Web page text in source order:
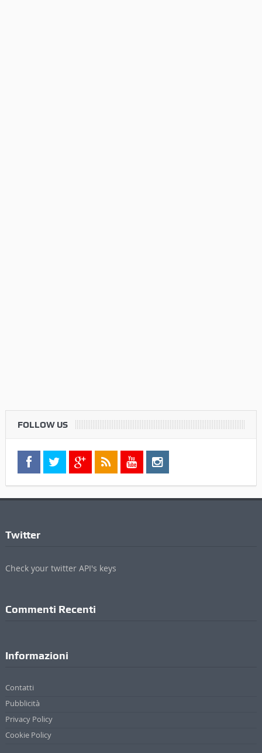
FOLLOW US
Twitter
Check your twitter API's keys
Commenti Recenti
Informazioni
Contatti
Pubblicità
Privacy Policy
Cookie Policy